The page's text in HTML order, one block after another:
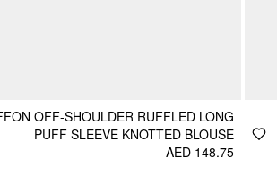
OFF-SHOULDER RUFFLED LONG
PUFF SLEEVE KNOTTED BLOUSE
AED 148.75